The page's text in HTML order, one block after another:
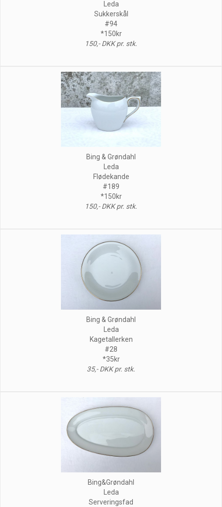
Leda
Sukkerskål
#94
*150kr
150,- DKK pr. stk.
Bing & Grøndahl
Leda
Flødekande
#189
*150kr
150,- DKK pr. stk.
Bing & Grøndahl
Leda
Kagetallerken
#28
*35kr
35,- DKK pr. stk.
Bing&Grøndahl
Leda
Serveringsfad